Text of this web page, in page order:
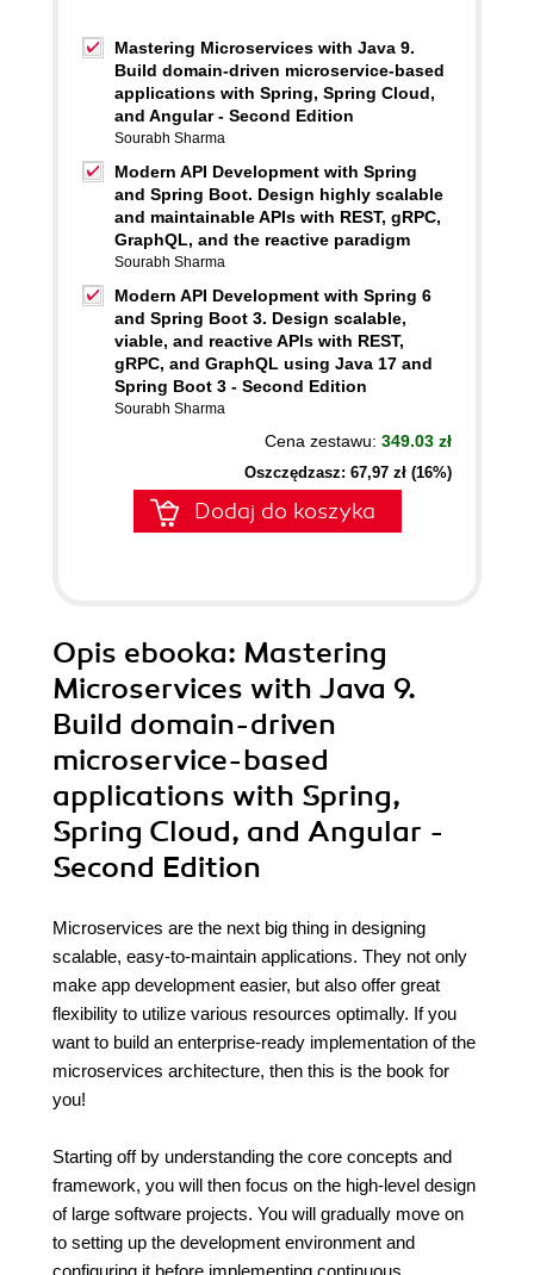
Mastering Microservices with Java 9.
Build domain-driven microservice-based
applications with Spring, Spring Cloud,
and Angular - Second Edition
Sourabh Sharma
Modern API Development with Spring
and Spring Boot. Design highly scalable
and maintainable APIs with REST, gRPC,
GraphQL, and the reactive paradigm
Sourabh Sharma
Modern API Development with Spring 6
and Spring Boot 3. Design scalable,
viable, and reactive APIs with REST,
gRPC, and GraphQL using Java 17 and
Spring Boot 3 - Second Edition
Sourabh Sharma
Cena zestawu: 349.03 zł
Oszczędzasz: 67,97 zł (16%)
Dodaj do koszyka
Opis ebooka: Mastering
Microservices with Java 9.
Build domain-driven
microservice-based
applications with Spring,
Spring Cloud, and Angular -
Second Edition
Microservices are the next big thing in designing
scalable, easy-to-maintain applications. They not only
make app development easier, but also offer great
flexibility to utilize various resources optimally. If you
want to build an enterprise-ready implementation of the
microservices architecture, then this is the book for
you!
Starting off by understanding the core concepts and
framework, you will then focus on the high-level design
of large software projects. You will gradually move on
to setting up the development environment and
configuring it before implementing continuous